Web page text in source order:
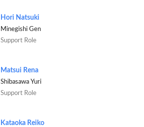
Hori Natsuki
Minegishi Gen
Support Role
Matsui Rena
Shibasawa Yuri
Support Role
Kataoka Reiko